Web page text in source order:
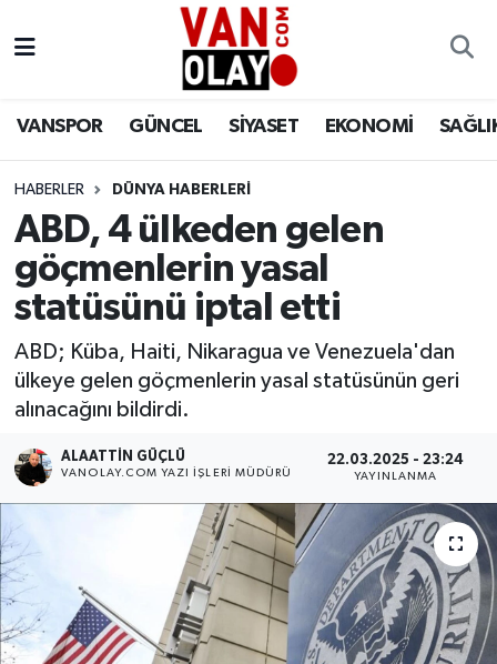
VANSPOR GÜNCEL SİYASET EKONOMİ
HABERLER DÜNYA HABERLERİ
ABD, 4 ülkeden gelen
göçmenlerin yasal
statüsünü iptal etti
ABD; Küba, Haiti, Nikaragua ve Venezuela'dan
ülkeye gelen göçmenlerin yasal statüsünün geri
alınacağını bildirdi.
ALAATTIN GÜÇLÜ
VANOLAY.COM YAZI İŞLERI MÜDÜRÜ
22.03.2025 - 23:24
YAYINLANMA
Siyaset
Ekonomi
Sağlık
Eğitim
Bilim & Teknoloji
Dünya
RESMİ İLANLAR
Van Nöbetçi Eczaneler
Van Namaz Vakitleri
Van Trafik Yoğunluk Haritası
Süper Lig Puan Durumu ve Fikstür
Tüm Manşetler
Son Dakika Haberleri
Haber Arşivi